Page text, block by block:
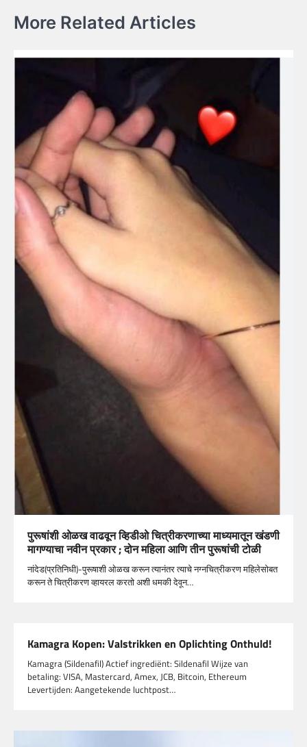
More Related Articles
पुरूषांशी ओळख वाढवून व्हिडीओ चित्रीकरणाच्या माध्यमातून खंडणी
मागण्याचा नवीन प्रकार ; दोन महिला आणि तीन पुरूषांची टोळी
नांदेड(प्रतिनिधी)-पुरूषाशी ओळख करून त्यानंतर त्याचे नग्नचित्रीकरण महिलेसोबत
करून ते चित्रीकरण व्हायरल करतो अशी धमकी देवून…
Kamagra Kopen: Valstrikken en Oplichting Onthuld!
Kamagra (Sildenafil) Actief ingrediënt: Sildenafil Wijze van
betaling: VISA, Mastercard, Amex, JCB, Bitcoin, Ethereum
Levertijden: Aangetekende luchtpost…